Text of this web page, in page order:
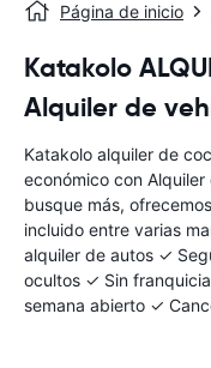
Página de inicio
Katakolo
Alquiler de
Katakolo alquiler de
económico con
busque más,
incluido entre varias
alquiler de autos ✓
ocultos ✓ Sin
semana abierto ✓